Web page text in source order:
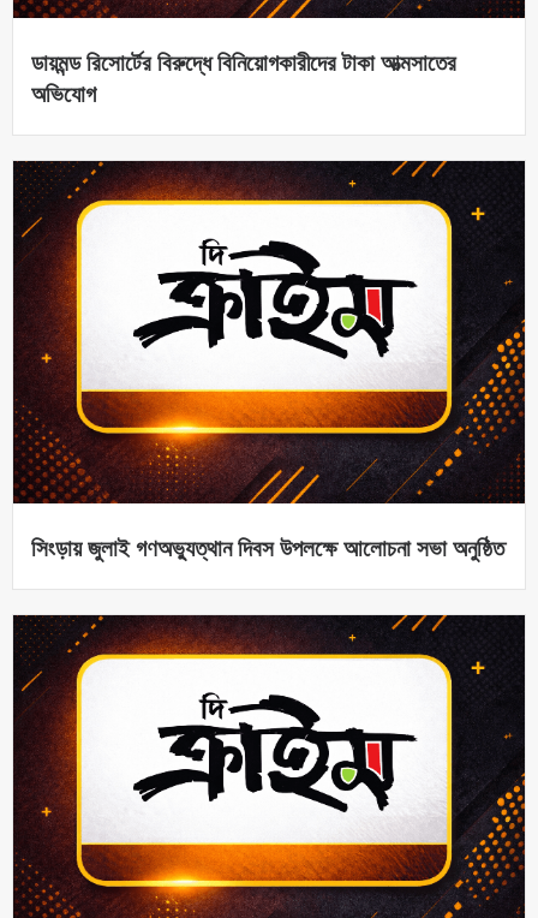
ডায়মন্ড রিসোর্টের বিরুদ্ধে বিনিয়োগকারীদের টাকা আত্মসাতের
অভিযোগ
সিংড়ায় জুলাই গণঅভ্যুত্থান দিবস উপলক্ষে আলোচনা সভা অনুষ্ঠিত